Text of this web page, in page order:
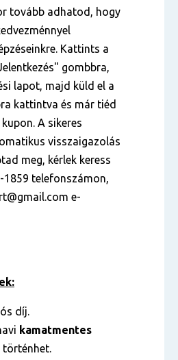
tovább adhatod, hogy
Kattints a
gombbra,
lapot, majd küld el a
kattintva és már tiéd
A sikeres
visszaigazolás
meg, kérlek keress
1859 telefonszámon,
e-
díj.
kamatmentes
történhet.